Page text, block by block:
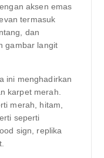
aksen emas
termasuk
dan
gambar langit
ini menghadirkan
karpet merah.
merah, hitam,
seperti
sign, replika